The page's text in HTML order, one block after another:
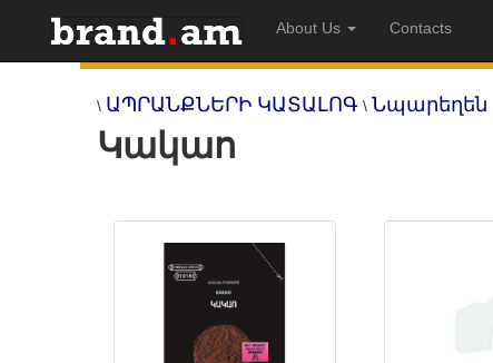
About Us Contacts
\ ԱՊՐԱՆՔՆԵՐԻ ԿԱՏԱԼՈԳ \ Նպարեղեն
Կակաո